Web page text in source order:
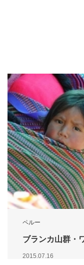
ペルー
ブランカ山群・
2015.07.16